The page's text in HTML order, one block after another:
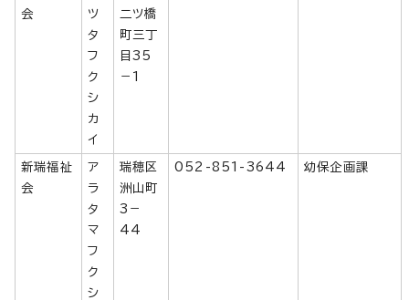
会
ツ
タ
フ
ク
シ
カ
イ
二ツ橋
町三丁
目35
－1
新瑞福祉
会
ア
ラ
タ
マ
フ
ク
シ
瑞穂区
洲山町
3－
44
052-851-3644 幼保企画課